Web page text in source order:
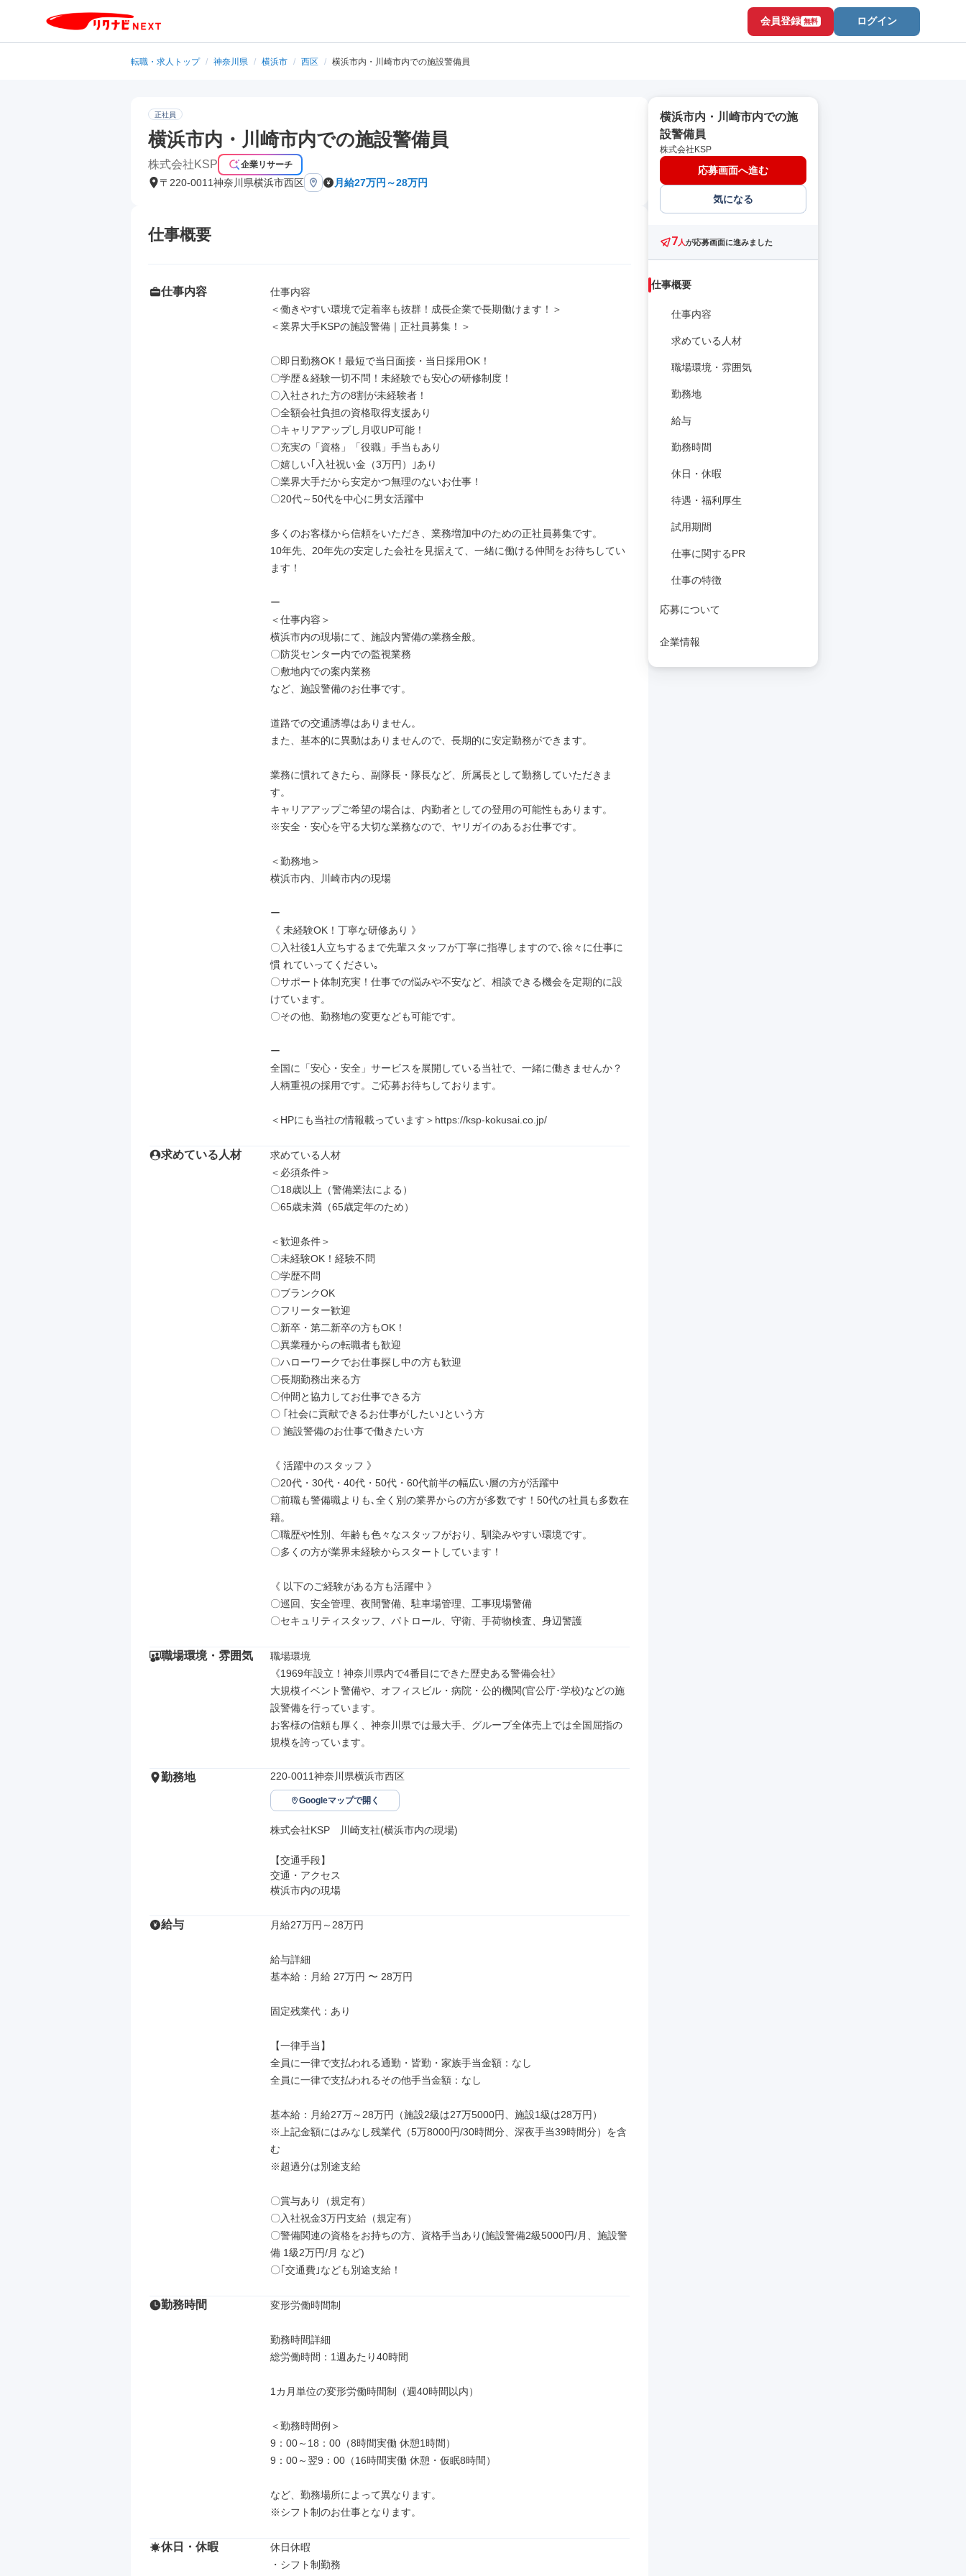
会員登録 無料 ログイン
転職・求人トップ / 神奈川県 / 横浜市 / 西区 / 横浜市内・川崎市内での施設警備員
正社員
横浜市内・川崎市内での施設警備員
株式会社KSP 企業リサーチ
〒220-0011神奈川県横浜市西区 月給27万円～28万円
仕事概要
仕事内容
仕事内容
＜働きやすい環境で定着率も抜群！成長企業で長期働けます！＞
＜業界大手KSPの施設警備｜正社員募集！＞
〇即日勤務OK！最短で当日面接・当日採用OK！
〇学歴＆経験一切不問！未経験でも安心の研修制度！
〇入社された方の8割が未経験者！
〇全額会社負担の資格取得支援あり
〇キャリアアップし月収UP可能！
〇充実の「資格」「役職」手当もあり
〇嬉しい｢入社祝い金（3万円）｣あり
〇業界大手だから安定かつ無理のないお仕事！
〇20代～50代を中心に男女活躍中
多くのお客様から信頼をいただき、業務増加中のための正社員募集です。
10年先、20年先の安定した会社を見据えて、一緒に働ける仲間をお待ちしてい
ます！
ー
＜仕事内容＞
横浜市内の現場にて、施設内警備の業務全般。
〇防災センター内での監視業務
〇敷地内での案内業務
など、施設警備のお仕事です。
道路での交通誘導はありません。
また、基本的に異動はありませんので、長期的に安定勤務ができます。
業務に慣れてきたら、副隊長・隊長など、所属長として勤務していただきま
す。
キャリアアップご希望の場合は、内勤者としての登用の可能性もあります。
※安全・安心を守る大切な業務なので、ヤリガイのあるお仕事です。
＜勤務地＞
横浜市内、川崎市内の現場
ー
《 未経験OK！丁寧な研修あり 》
〇入社後1人立ちするまで先輩スタッフが丁寧に指導しますので､徐々に仕事に
慣 れていってください｡
〇サポート体制充実！仕事での悩みや不安など、相談できる機会を定期的に設
けています。
〇その他、勤務地の変更なども可能です。
ー
全国に「安心・安全」サービスを展開している当社で、一緒に働きませんか？
人柄重視の採用です。ご応募お待ちしております。
＜HPにも当社の情報載っています＞https://ksp-kokusai.co.jp/
求めている人材
求めている人材
＜必須条件＞
〇18歳以上（警備業法による）
〇65歳未満（65歳定年のため）
＜歓迎条件＞
〇未経験OK！経験不問
〇学歴不問
〇ブランクOK
〇フリーター歓迎
〇新卒・第二新卒の方もOK！
〇異業種からの転職者も歓迎
〇ハローワークでお仕事探し中の方も歓迎
〇長期勤務出来る方
〇仲間と協力してお仕事できる方
〇 ｢社会に貢献できるお仕事がしたい｣という方
〇 施設警備のお仕事で働きたい方
《 活躍中のスタッフ 》
〇20代・30代・40代・50代・60代前半の幅広い層の方が活躍中
〇前職も警備職よりも､全く別の業界からの方が多数です！50代の社員も多数在
籍。
〇職歴や性別、年齢も色々なスタッフがおり、馴染みやすい環境です。
〇多くの方が業界未経験からスタートしています！
《 以下のご経験がある方も活躍中 》
〇巡回、安全管理、夜間警備、駐車場管理、工事現場警備
〇セキュリティスタッフ、パトロール、守衛、手荷物検査、身辺警護
職場環境・雰囲気
職場環境
《1969年設立！神奈川県内で4番目にできた歴史ある警備会社》
大規模イベント警備や、オフィスビル・病院・公的機関(官公庁･学校)などの施
設警備を行っています。
お客様の信頼も厚く、神奈川県では最大手、グループ全体売上では全国屈指の
規模を誇っています。
勤務地 220-0011神奈川県横浜市西区
Googleマップで開く
株式会社KSP　川崎支社(横浜市内の現場)
【交通手段】
交通・アクセス
横浜市内の現場
給与 月給27万円～28万円
給与詳細
基本給：月給 27万円 〜 28万円
固定残業代：あり
【一律手当】
全員に一律で支払われる通勤・皆勤・家族手当金額：なし
全員に一律で支払われるその他手当金額：なし
基本給：月給27万～28万円（施設2級は27万5000円、施設1級は28万円）
※上記金額にはみなし残業代（5万8000円/30時間分、深夜手当39時間分）を含
む
※超過分は別途支給
〇賞与あり（規定有）
〇入社祝金3万円支給（規定有）
〇警備関連の資格をお持ちの方、資格手当あり(施設警備2級5000円/月、施設警
備 1級2万円/月 など)
〇｢交通費｣なども別途支給！
勤務時間 変形労働時間制
勤務時間詳細
総労働時間：1週あたり40時間
1カ月単位の変形労働時間制（週40時間以内）
＜勤務時間例＞
9：00～18：00（8時間実働 休憩1時間）
9：00～翌9：00（16時間実働 休憩・仮眠8時間）
など、勤務場所によって異なります。
※シフト制のお仕事となります。
休日・休暇
休日休暇
・シフト制勤務
横浜市内・川崎市内での施
設警備員
株式会社KSP
応募画面へ進む
気になる
7人が応募画面に進みました
仕事概要
仕事内容
求めている人材
職場環境・雰囲気
勤務地
給与
勤務時間
休日・休暇
待遇・福利厚生
試用期間
仕事に関するPR
仕事の特徴
応募について
企業情報